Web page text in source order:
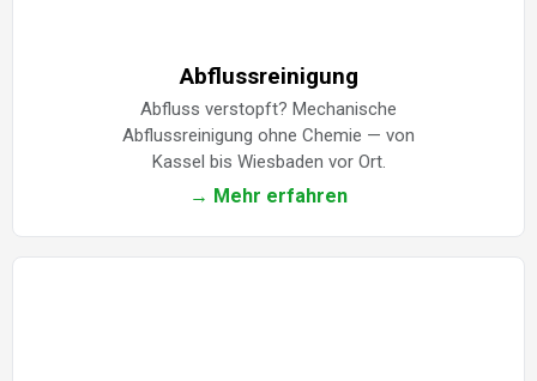
Abflussreinigung
Abfluss verstopft? Mechanische
Abflussreinigung ohne Chemie — von
Kassel bis Wiesbaden vor Ort.
→ Mehr erfahren